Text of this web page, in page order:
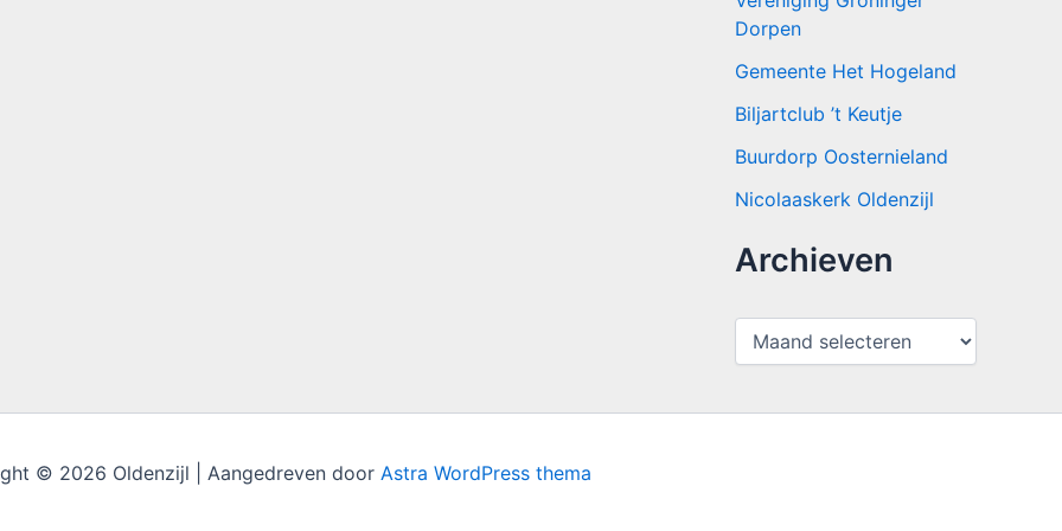
Dorpen
Gemeente Het Hogeland
Biljartclub ’t Keutje
Buurdorp Oosternieland
Nicolaaskerk Oldenzijl
Archieven
A
© 2026 Oldenzijl | Aangedreven door Astra WordPress thema